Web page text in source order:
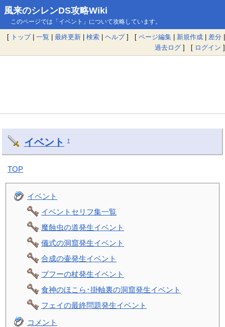
風来のシレンDS攻略Wiki
このページでは「イベント」について攻略しています。
[ トップ| 一覧 | 最終更新 | 検索 | ヘルプ] [ ページ編集 | 新規作成 | 差分 |
過去ログ ] [ ログイン ]
イベント †
TOP
イベント
イベントセリフ集一覧
魔蝕虫の道発生イベント
儀式の洞窟発生イベント
合成の壷発生イベント
ブフーの杖発生イベント
食神のほこら･掛軸裏の洞窟発生イベント
フェイの最終問題発生イベント
コメント